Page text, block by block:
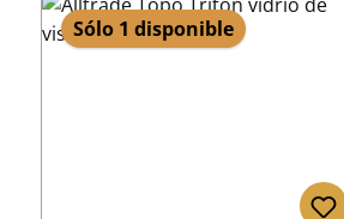
Sólo 1 disponible